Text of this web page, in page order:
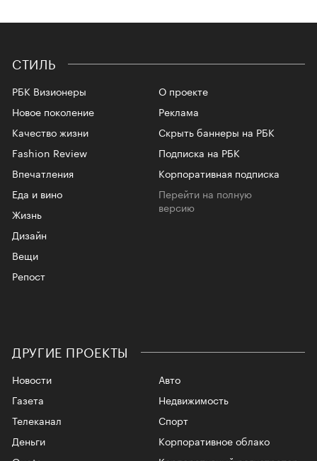
СТИЛЬ
РБК Визионеры
Новое поколение
Качество жизни
Fashion Review
Впечатления
Еда и вино
Жизнь
Дизайн
Вещи
Репост
О проекте
Реклама
Скрыть баннеры на РБК
Подписка на РБК
Корпоративная подписка
Перейти на полную
версию
ДРУГИЕ ПРОЕКТЫ
Новости
Газета
Телеканал
Авто
Недвижимость
Спорт
Корпоративное облако
Деньги